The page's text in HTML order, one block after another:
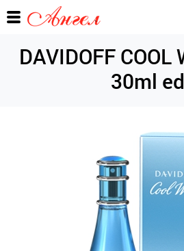
DAVIDOFF COOL
30ml